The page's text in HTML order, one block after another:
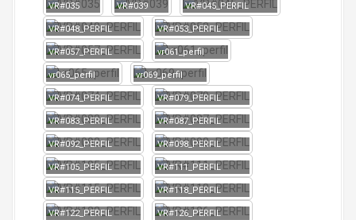
VR#035 VR#039 VR#045_PERFIL
VR#048_PERFIL VR#053_PERFIL
VR#057_PERFIL vr061_perfil
vr065_perfil vr069_perfil
VR#074_PERFIL VR#079_PERFIL
VR#083_PERFIL VR#087_PERFIL
VR#092_PERFIL VR#098_PERFIL
VR#105_PERFIL VR#111_PERFIL
VR#115_PERFIL VR#118_PERFIL
VR#122_PERFIL VR#126_PERFIL